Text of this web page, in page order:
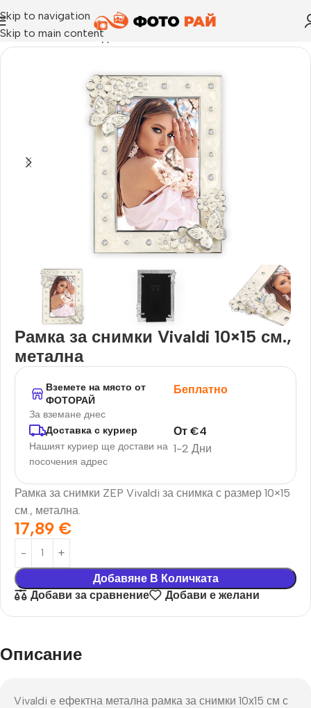
Skip to navigation
Skip to main content
Начало›Рамка за една снимка
Рамка за снимки Vivaldi 10×15 см.,
метална
Вземете на място от
ФОТОРАЙ
За вземане днес
Беплатно
Доставка с куриер
Нашият куриер ще достави на
посочения адрес
1-2 Дни
От€4
Рамка за снимки ZEP Vivaldi за снимка с размер 10×15
см., метална.
17,89 €
Добавяне В Количката
Добави за сравнение
Добави е желани
Описание
Vivaldi e ефектна метална рамка за снимки 10х15 см с